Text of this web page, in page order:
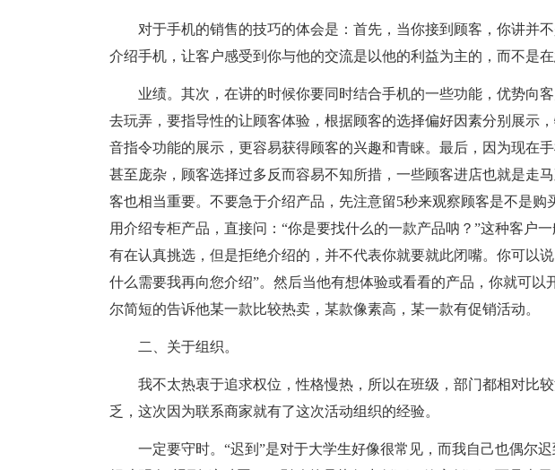
对于手机的销售的技巧的体会是：首先，当你接到顾客，你讲并
介绍手机，让客户感受到你与他的交流是以他的利益为主的，而不是
业绩。其次，在讲的时候你要同时结合手机的一些功能，优势向
去玩弄，要指导性的让顾客体验，根据顾客的选择偏好因素分别展示
音指令功能的展示，更容易获得顾客的兴趣和青睐。最后，因为现在
甚至庞杂，顾客选择过多反而容易不知所措，一些顾客进店也就是走
客也相当重要。不要急于介绍产品，先注意留5秒来观察顾客是不是购
用介绍专柜产品，直接问：“你是要找什么的一款产品呐？”这种客户
有在认真挑选，但是拒绝介绍的，并不代表你就要就此闭嘴。你可以
什么需要我再向您介绍”。然后当他有想体验或看看的产品，你就可以
尔简短的告诉他某一款比较热卖，某款像素高，某一款有促销活动。
二、关于组织。
我不太热衷于追求权位，性格慢热，所以在班级，部门都相对比
乏，这次因为联系商家就有了这次活动组织的经验。
一定要守时。“迟到”是对于大学生好像很常见，而我自己也偶尔